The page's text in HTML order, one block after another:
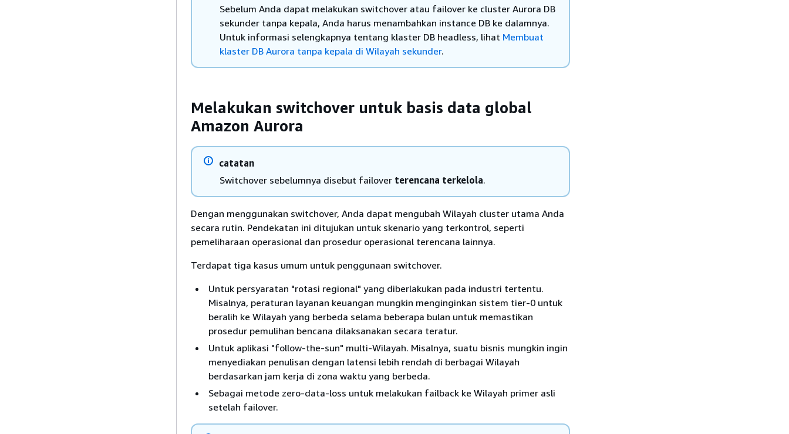
Sebelum Anda dapat melakukan switchover atau failover ke cluster Aurora DB
sekunder tanpa kepala, Anda harus menambahkan instance DB ke dalamnya.
Untuk informasi selengkapnya tentang klaster DB headless, lihat Membuat
klaster DB Aurora tanpa kepala di Wilayah sekunder.
Melakukan switchover untuk basis data global
Amazon Aurora
catatan
Switchover sebelumnya disebut failover terencana terkelola.
Dengan menggunakan switchover, Anda dapat mengubah Wilayah cluster utama Anda
secara rutin. Pendekatan ini ditujukan untuk skenario yang terkontrol, seperti
pemeliharaan operasional dan prosedur operasional terencana lainnya.
Terdapat tiga kasus umum untuk penggunaan switchover.
Untuk persyaratan "rotasi regional" yang diberlakukan pada industri tertentu.
Misalnya, peraturan layanan keuangan mungkin menginginkan sistem tier-0 untuk
beralih ke Wilayah yang berbeda selama beberapa bulan untuk memastikan
prosedur pemulihan bencana dilaksanakan secara teratur.
Untuk aplikasi "follow-the-sun" multi-Wilayah. Misalnya, suatu bisnis mungkin ingin
menyediakan penulisan dengan latensi lebih rendah di berbagai Wilayah
berdasarkan jam kerja di zona waktu yang berbeda.
Sebagai metode zero-data-loss untuk melakukan failback ke Wilayah primer asli
setelah failover.